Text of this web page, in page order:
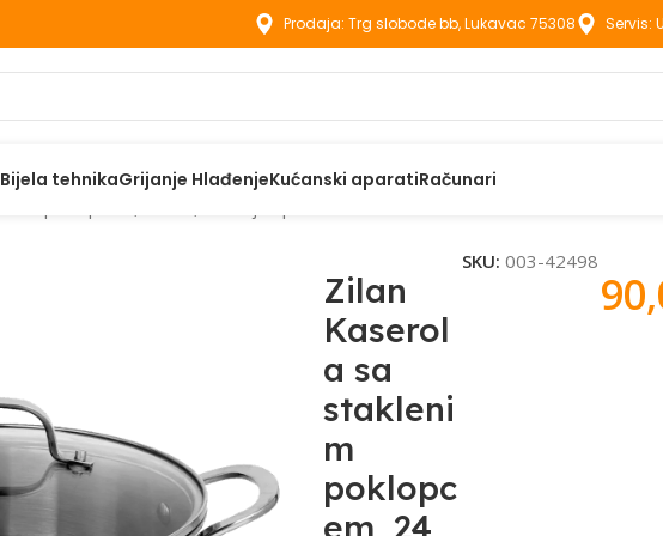
Prodaja: Trg slobode bb, Lukavac 75308 Servis:
Bijela tehnikaGrijanje HlađenjeKućanski aparatiRačunari
Zilan
Kaserol
a sa
stakleni
m
poklopc
em, 24
SKU:003-42498